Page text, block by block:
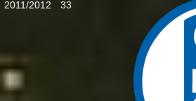
2011/2012 33